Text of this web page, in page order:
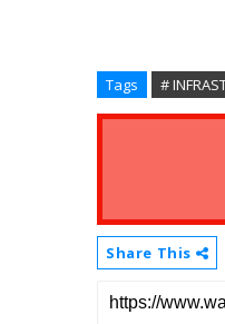
Tags #
Share This